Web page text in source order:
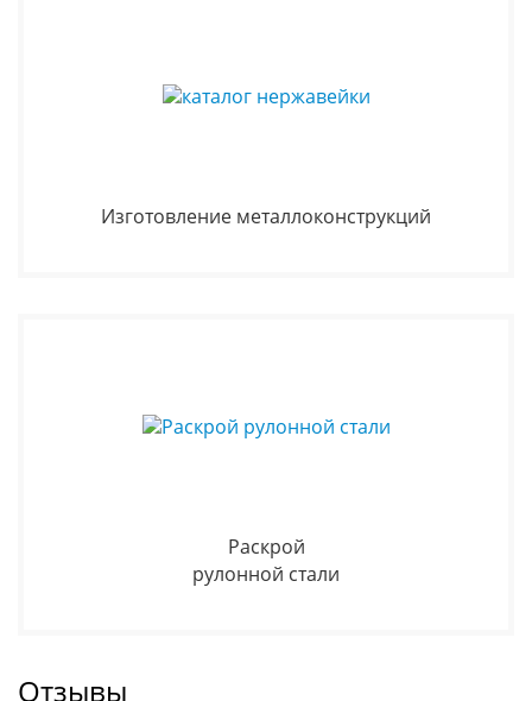
Изготовление металлоконструкций
Раскрой
рулонной стали
Отзывы